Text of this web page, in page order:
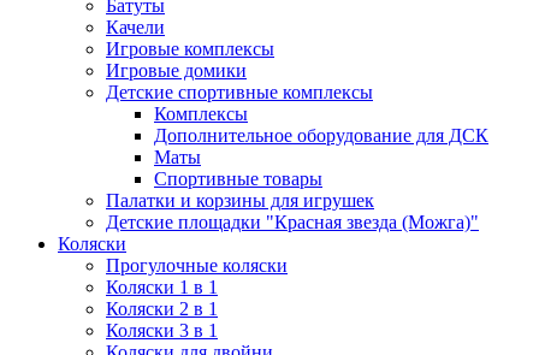
Батуты
Качели
Игровые комплексы
Игровые домики
Детские спортивные комплексы
Комплексы
Дополнительное оборудование для ДСК
Маты
Спортивные товары
Палатки и корзины для игрушек
Детские площадки "Красная звезда (Можга)"
Коляски
Прогулочные коляски
Коляски 1 в 1
Коляски 2 в 1
Коляски 3 в 1